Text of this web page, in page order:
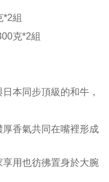
組
克*2組
本同步頂級的和牛，
香氣共同在嘴裡形成
用也彷彿置身於大腕